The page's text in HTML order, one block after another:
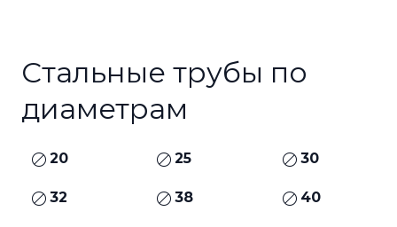
Стальные трубы по
диаметрам
20 25 30
32 38 40